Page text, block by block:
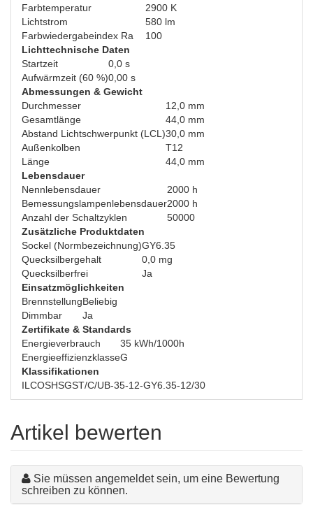
Farbtemperatur
2900 K
Lichtstrom
580 lm
Farbwiedergabeindex Ra
100
Lichttechnische Daten
Startzeit
0,0 s
Aufwärmzeit (60 %)0,00 s
Abmessungen & Gewicht
Durchmesser
12,0 mm
Gesamtlänge
44,0 mm
Abstand Lichtschwerpunkt (LCL)30,0 mm
Außenkolben
T12
Länge
44,0 mm
Lebensdauer
Nennlebensdauer
2000 h
Bemessungslampenlebensdauer2000 h
Anzahl der Schaltzyklen
50000
Zusätzliche Produktdaten
Sockel (Normbezeichnung)GY6.35
Quecksilbergehalt
0,0 mg
Quecksilberfrei
Ja
Einsatzmöglichkeiten
BrennstellungBeliebig
Dimmbar
Ja
Zertifikate & Standards
Energieverbrauch
35 kWh/1000h
EnergieeffizienzklasseG
Klassifikationen
ILCOSHSGST/C/UB-35-12-GY6.35-12/30
Artikel bewerten
Sie müssen angemeldet sein, um eine Bewertung
schreiben zu können.